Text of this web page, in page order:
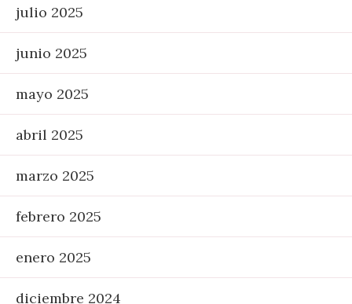
julio 2025
junio 2025
mayo 2025
abril 2025
marzo 2025
febrero 2025
enero 2025
diciembre 2024